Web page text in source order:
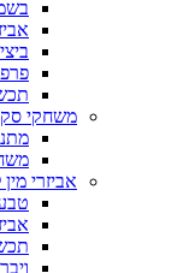
משחקי
אביזרי מין